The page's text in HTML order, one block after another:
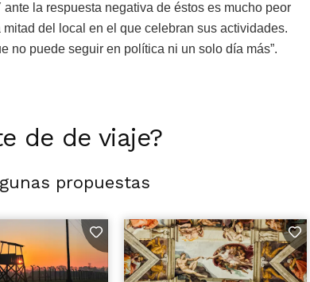
la respuesta negativa de éstos es mucho peor
del local en el que celebran sus actividades.
no puede seguir en política ni un solo día más”.
de de viaje?
propuestas